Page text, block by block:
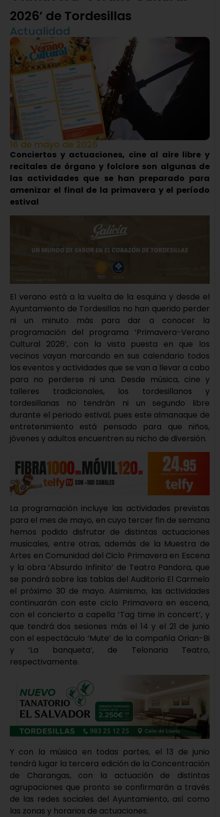
2026’ de Tordesillas
Actualidad
16 de mayo de 2026
Conciertos y actuaciones, cine al aire libre y
recitales de órgano y folclore son algunas de
las actividades que se han preparado para
amenizar el final de la primavera y el período
estival
El verano está a la vuelta de la esquina y desde el
Ayuntamiento de Tordesillas no han querido perder
ni un minuto más para dar a conocer la
programación del programa ‘Primavera-Verano
Cultural 2026’, con la vista puesta en que los
vecinos vayan marcando en sus calendario todos
los eventos y actividades que se van a llevar a cabo
para no perderse ni una. Desde música, cine y
talleres tradicionales, los tordesillanos y
tordesillanas no tendrán ni un segundo libre
durante el periodo estival, pues este almanaque de
entretenimiento está pensado para que niños,
jóvenes y adultos encuentren su nicho de diversión.
La programación incluye las actividades previstas
para el mes de mayo, en cuyo tercer fin de semana
hemos podido disfrutar de distintas actuaciones
musicales, entre otras, además de la Muestra de
Artes en Comunidad del Ciclo Primavera en Escena
y la obra ‘Absurdo Infinito’ de Teatro Pandora, que
se pondrá sobre las tablas del Auditorio El Carmelo
el próximo 30 de mayo. Asimismo, las actividades
continuarán con este ciclo Primavera en escena,
con el concierto a capella ‘Tag time in concert’, y
que tendrá dos sesiones más el 14 y el 21 de junio
con el espectáculo ‘Mute’ de la compañía Orian-Bi
y ‘La banqueta’, de Telonaria Teatro,
respectivamente.
Y con la música en todas partes, el 13 de junio
tendrá lugar la tercera edición de la Concentración
de Charangas, con la actuación de distintas
agrupaciones que pronto se confirmarán a través
de las redes sociales del Ayuntamiento, así como
las zonas y horarios de actuaciones.